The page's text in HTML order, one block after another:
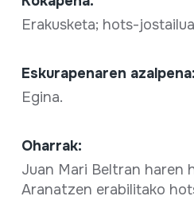
Erakusketa; hots-
Eskurapenaren azalpena:
Egina.
Oharrak:
Juan Mari Beltran haren
Aranatzen erabilitako